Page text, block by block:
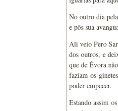
No outro dia
e pôs sua
Ali veio Pero
dos outros, e
que de Évora
faziam os
poder empecer.
Estando assim